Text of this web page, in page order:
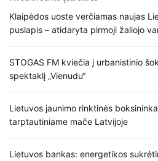
Klaipėdos uoste verčiamas naujas
puslapis – atidaryta pirmoji žaliojo
STOGAS FM kviečia į urbanistinio
spektaklį „Vienudu“
Lietuvos jaunimo rinktinės
tarptautiniame mače Latvijoje
Lietuvos bankas: energetikos